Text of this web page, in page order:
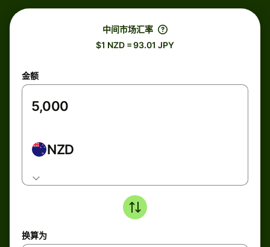
中间市场汇率
$1 NZD = 93.01 JPY
金额
NZD
换算为